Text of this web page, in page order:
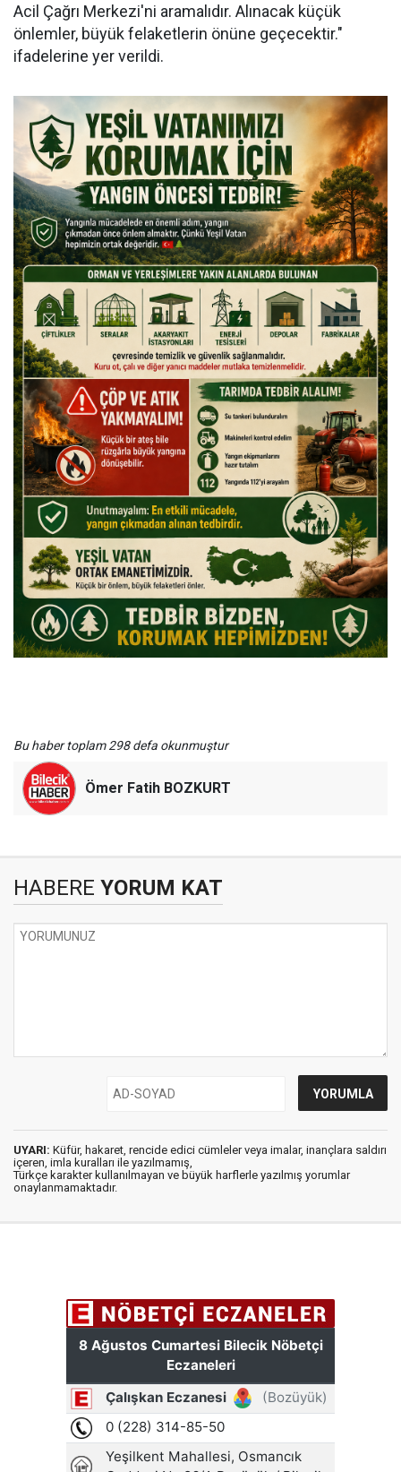
Acil Çağrı Merkezi'ni aramalıdır. Alınacak küçük
önlemler, büyük felaketlerin önüne geçecektir."
ifadelerine yer verildi.
Bu haber toplam 298 defa okunmuştur
Ömer Fatih BOZKURT
HABERE YORUM KAT
UYARI: Küfür, hakaret, rencide edici cümleler veya imalar, inançlara saldırı
içeren, imla kuralları ile yazılmamış,
Türkçe karakter kullanılmayan ve büyük harflerle yazılmış yorumlar
onaylanmamaktadır.